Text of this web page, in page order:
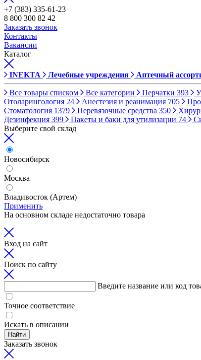
+7 (383) 335-61-23
8 800 300 82 42
Заказать звонок
Контакты
Вакансии
Каталог
INEKTA Лечебные учреждения Аптечный
Все товары списком Все категории Перчатки 393
Отоларингология 24 Анестезия и реанимация 705
Стоматология 1379 Перевязочные средства 350
Дезинфекция 399 Пакеты и баки для утилизации 74
Выберите свой склад
Новосибирск
Москва
Владивосток (Артем)
Применить
На основном складе недостаточно товара
Вход на сайт
Поиск по сайту
Введите название или код
Точное соответствие
Искать в описании
Найти
Заказать звонок